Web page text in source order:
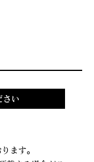
さい
ます。